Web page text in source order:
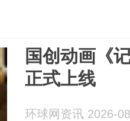
国创动画《
正式上线
环球网资讯 2026-